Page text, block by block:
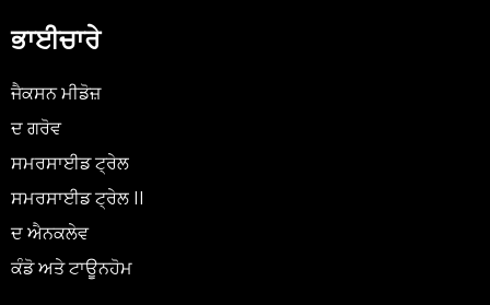
ਭਾਈਚਾਰੇ
ਜੈਕਸਨ ਮੀਡੋਜ਼
ਦ ਗਰੋਵ
ਸਮਰਸਾਈਡ ਟ੍ਰੇਲ
ਸਮਰਸਾਈਡ ਟ੍ਰੇਲ II
ਦ ਐਨਕਲੇਵ
ਕੰਡੋ ਅਤੇ ਟਾਊਨਹੋਮ